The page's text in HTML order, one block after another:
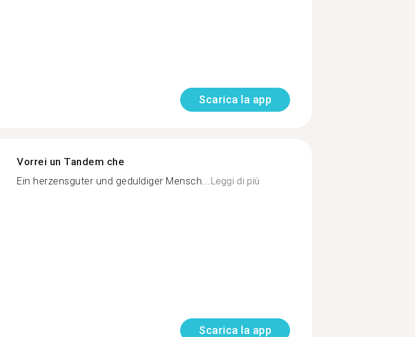
Scarica la app
Vorrei un Tandem che
Ein herzensguter und geduldiger Mensch...Leggi di più
Scarica la app